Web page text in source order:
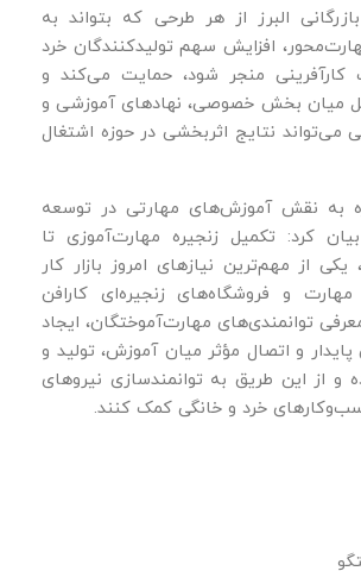
البرز از هر طرحی که بتواند به
افزایش سهم تولیدکنندگان خرد
کارآفرینی منجر شود، حمایت می‌کند و
میان بخش خصوصی، نهادهای آموزشی و
می‌تواند نتایج اثربخشی در حوزه اشتغال
به نقش آموزش‌های مهارتی در توسعه
کرد: تکمیل زنجیره مهارت‌آموزی تا
از مهم‌ترین نیازهای امروز بازار کار
و فروشگاه‌های زنجیره‌ای کارافن
توانمندی‌های مهارت‌آموختگان، ایجاد
و اتصال مؤثر میان آموزش، تولید و
و از این طریق به توانمندسازی نیروهای
خرد و خانگی کمک کنند.